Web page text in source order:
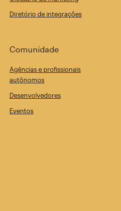
Diretório de integrações
Comunidade
Agências e profissionais
autônomos
Desenvolvedores
Eventos